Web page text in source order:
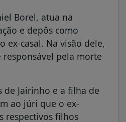
Borel, atua na
e depôs como
ex-casal. Na visão dele,
pela morte
de Jairinho e a filha de
ao júri que o ex-
respectivos filhos